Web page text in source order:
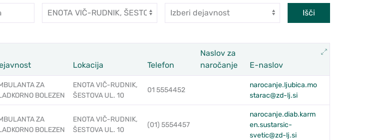
in zdravnikih
Enota Dejavnost Išči
Lokacija Telefon
Naslov za
naročanje
E-naslov
Razširi
ZA
BOLEZEN
ENOTA VIČ-RUDNIK,
ŠESTOVA UL. 10
01 5554452
narocanje.ljubica.mo
starac@zd-lj.si
ZA
BOLEZEN
ENOTA VIČ-RUDNIK,
ŠESTOVA UL. 10
(01) 5554457
narocanje.diab.karm
en.sustarsic-
svetic@zd-lj.si